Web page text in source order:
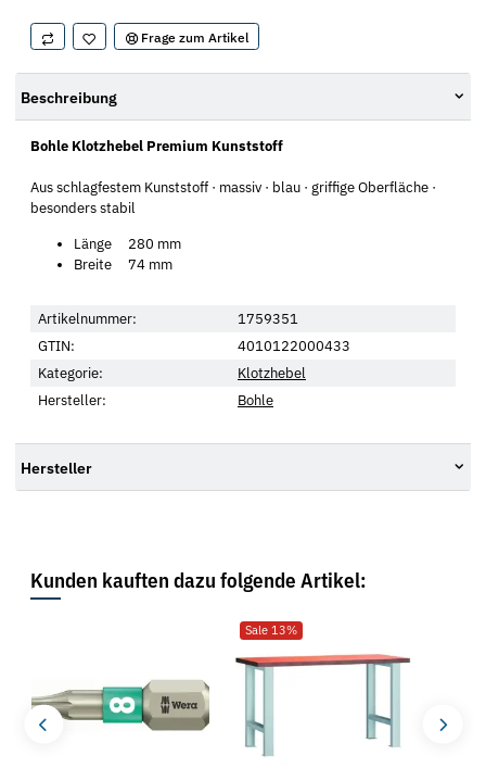
Frage zum Artikel
Beschreibung
Bohle Klotzhebel Premium Kunststoff
Aus schlagfestem Kunststoff · massiv · blau · griffige Oberfläche ·
besonders stabil
Länge 280 mm
Breite 74 mm
Artikelnummer:
1759351
GTIN:
4010122000433
Kategorie:
Klotzhebel
Hersteller:
Bohle
Hersteller
Kunden kauften dazu folgende Artikel:
Sale 13%